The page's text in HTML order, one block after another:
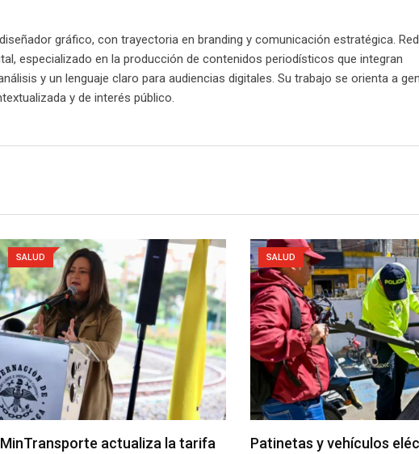
gráfico, con trayectoria en branding y comunicación estratégica.
especializado en la producción de contenidos periodísticos que integran
y un lenguaje claro para audiencias digitales. Su trabajo se orienta a
y de interés público.
SALUD
MinTransporte actualiza la tarifa
SALUD
Patinetas y vehículos